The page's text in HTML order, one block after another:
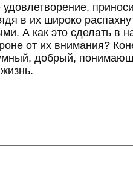
в их широко
А как это сделать
от их внимания?
добрый,